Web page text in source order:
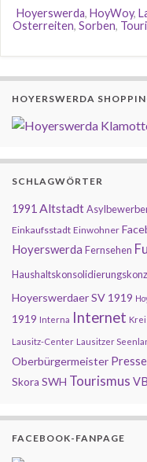
Hoyerswerda, HoyWoy,
Osterreiten, Sorben,
HOYERSWERDA
SCHLAGWÖRTER
1991 Altstadt
Einkaufsstadt Einwohner
Hoyerswerda Fernsehen
Hoyerswerdaer SV 1919
1919 Interna Internet
Lausitz-Center Lausitzer
Oberbürgermeister Presse
Skora SWH Tourismus
FACEBOOK-FANPAGE